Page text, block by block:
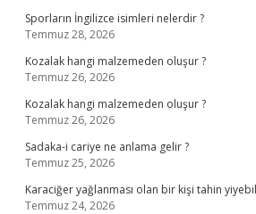
Sporların İngilizce isimleri nelerdir ?
Temmuz 28, 2026
Kozalak hangi malzemeden oluşur ?
Temmuz 26, 2026
Kozalak hangi malzemeden oluşur ?
Temmuz 26, 2026
Sadaka-i cariye ne anlama gelir ?
Temmuz 25, 2026
Karaciğer yağlanması olan bir kişi tahin
Temmuz 24, 2026